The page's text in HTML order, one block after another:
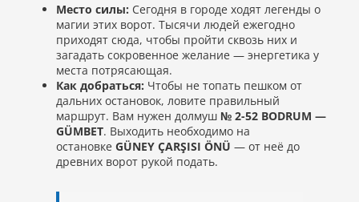
Место силы: Сегодня в городе ходят легенды о
магии этих ворот. Тысячи людей ежегодно
приходят сюда, чтобы пройти сквозь них и
загадать сокровенное желание — энергетика у
места потрясающая.
Как добраться: Чтобы не топать пешком от
дальних остановок, ловите правильный
маршрут. Вам нужен долмуш № 2-52 BODRUM —
GÜMBET. Выходить необходимо на
остановке GÜNEY ÇARŞISI ÖNÜ — от неё до
древних ворот рукой подать.